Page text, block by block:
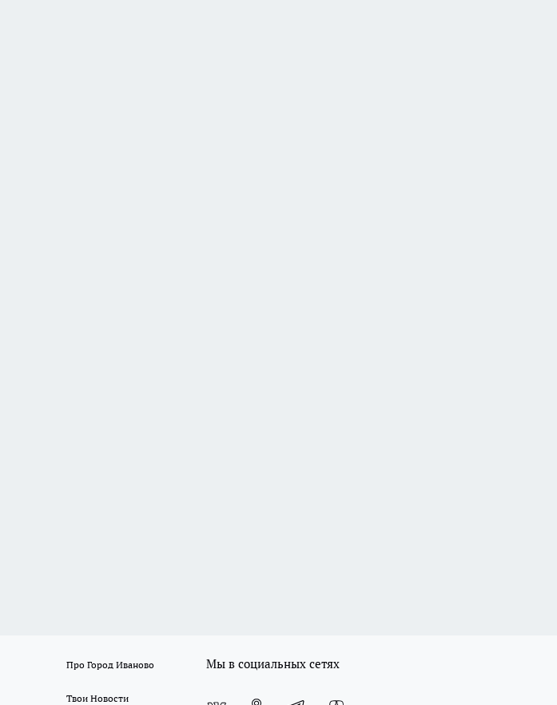
Про Город Иваново
Твои Новости
Мы в социальных сетях